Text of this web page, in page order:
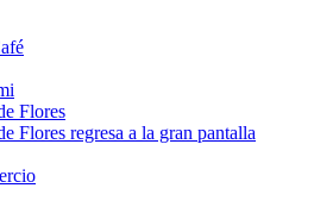
Flores
Flores regresa a la gran pantalla